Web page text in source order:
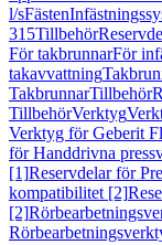
l/sFästen
315Tillbehör
För takbrunnarFör
takavvattning
TakbrunnarTillbehör
TillbehörVerktyg
Verktyg för Geberit
för Handdrivna
[1]Reservdelar för
kompatibilitet [2]
[2]